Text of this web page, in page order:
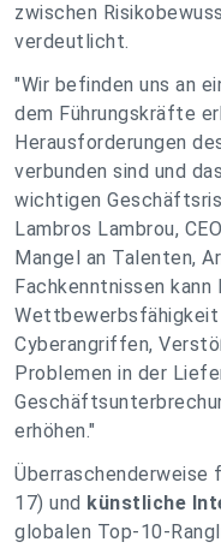
zwischen
verdeutlicht.
"Wir befinden uns an
dem Führungskräfte
Herausforderungen
verbunden sind und
wichtigen
Lambros Lambrou,
Mangel an Talenten,
Fachkenntnissen kann
Wettbewerbsfähigkeit
Cyberangriffen,
Problemen in der
erhöhen."
Überraschenderweise
17) und künstliche
globalen Top-10-